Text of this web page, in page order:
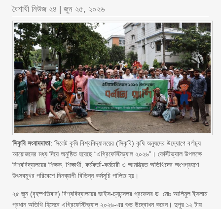
বৈশাখী নিউজ ২৪ | জুন ২৫, ২০২৬
সিকৃবি সংবাদদাতা: সিলেট কৃষি বিশ্ববিদ্যালয়ের (সিকৃবি) কৃষি অনুষদের উদ্যোগে বর্ণাঢ্য
আয়োজনের মধ্য দিয়ে অনুষ্ঠিত হয়েছে “এগ্রিফেস্টিভ্যাল ২০২৬”। ফেস্টিভ্যাল উপলক্ষে
বিশ্ববিদ্যালয়ের শিক্ষক, শিক্ষার্থী, কর্মকর্তা-কর্মচারী ও আমন্ত্রিত অতিথিদের অংশগ্রহণে
উৎসবমুখর পরিবেশে দিনব্যাপী বিভিন্ন কর্মসূচি পালিত হয়।
২৫ জুন (বৃহস্পতিবার) বিশ্ববিদ্যালয়ের ভাইস-চ্যান্সেলর প্রফেসর ড. মোঃ আলিমুল ইসলাম
প্রধান অতিথি হিসেবে এগ্রিফেস্টিভ্যাল ২০২৬-এর শুভ উদ্বোধন করেন। দুপুর ১২ টায়